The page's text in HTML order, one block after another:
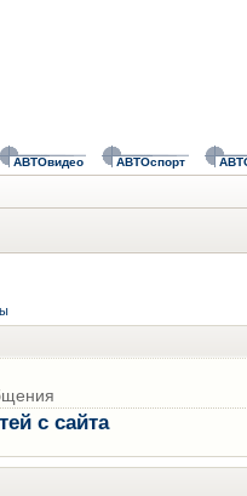
АВТОвидео АВТОспорт
с сайта